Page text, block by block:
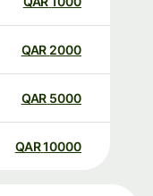
2000
QAR
5000
QAR
10000
QAR